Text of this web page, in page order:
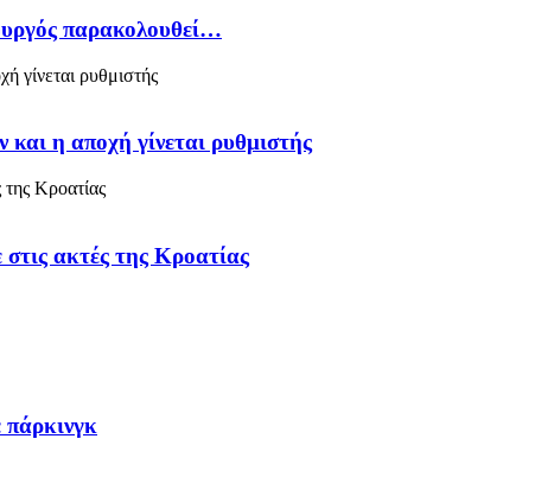
παρακολουθεί…
η αποχή γίνεται ρυθμιστής
ακτές της Κροατίας